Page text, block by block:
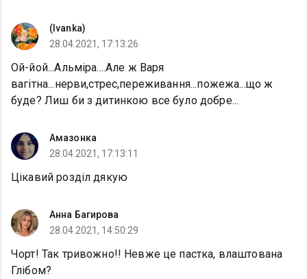
(Ivanka)
28.04.2021, 17:13:26
Ой-йой...Альміра....Але ж Варя
вагітна...нерви,стрес,переживання...пожежа...що ж
буде? Лиш би з дитинкою все було добре...
Амазонка
28.04.2021, 17:13:11
Цікавий розділ дякую
Анна Багирова
28.04.2021, 14:50:29
Чорт! Так тривожно!! Невже це пастка, влаштована
Глібом?